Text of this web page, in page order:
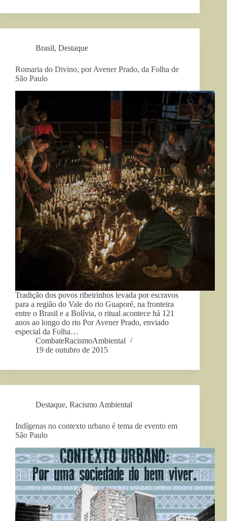
Brasil, Destaque
Romaria do Divino, por Avener Prado, da Folha de
São Paulo
Tradição dos povos ribeirinhos levada por escravos
para a região do Vale do rio Guaporé, na fronteira
entre o Brasil e a Bolívia, o ritual acontece há 121
anos ao longo do rio Por Avener Prado, enviado
especial da Folha…
CombateRacismoAmbiental
19 de outubro de 2015
Destaque, Racismo Ambiental
Indígenas no contexto urbano é tema de evento em
São Paulo